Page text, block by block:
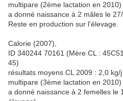
multipare (2ème lactation en
a donné naissance à 2 mâles le
Reste en production sur l'élevage
Calorie (2007),
ID 340244 70161 (Mère CL :
45)
résultats moyens CL 2009 : 2,0
multipare (3ème lactation en
a donné naissance à 2 femelles le